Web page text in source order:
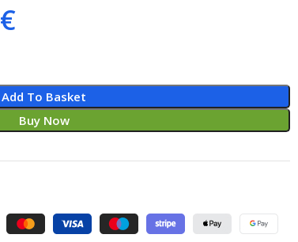
€
Add To Basket
Buy Now